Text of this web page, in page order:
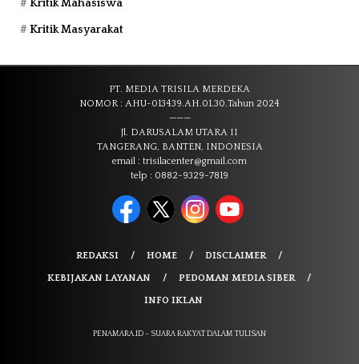
Kritik Mahasiswa
Kritik Masyarakat
PT. MEDIA TRISILA MERDEKA
NOMOR : AHU-013439.AH.01.30.Tahun 2024
———
Jl. DARUSALAM UTARA II
TANGERANG, BANTEN, INDONESIA
email : trisilacenter@gmail.com
telp : 0882-9329-7819
REDAKSI HOME DISCLAIMER
KEBIJAKAN LAYANAN PEDOMAN MEDIA SIBER
INFO IKLAN
PENAMARA.ID - SUARA RAKYAT DALAM TULISAN